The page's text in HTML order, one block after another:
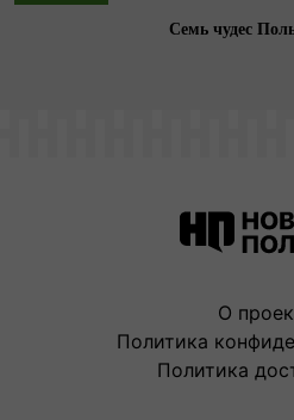
Семь чудес
О
Политика
Политика